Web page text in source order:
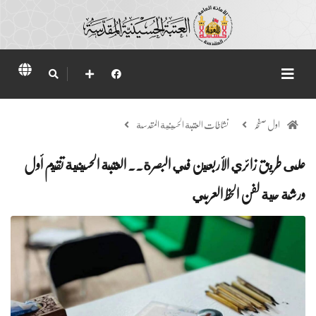
اول صفحہ نشاطات العتبة الحسينية المقدسة
على طريق زائري الأربعين في البصرة.. العتبة الحسينية تقيم أول
ورشة حية لفن الخط العربي